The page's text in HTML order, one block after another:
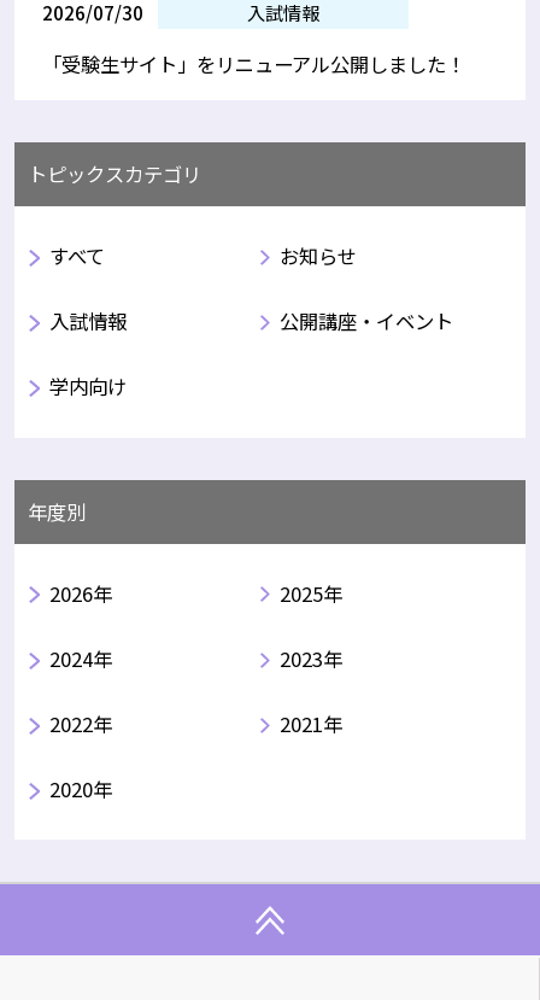
2026/07/30 入試情報
「受験生サイト」をリニューアル公開しました！
トピックスカテゴリ
すべて お知らせ
入試情報 公開講座・イベント
学内向け
年度別
2026年 2025年
2024年 2023年
2022年 2021年
2020年